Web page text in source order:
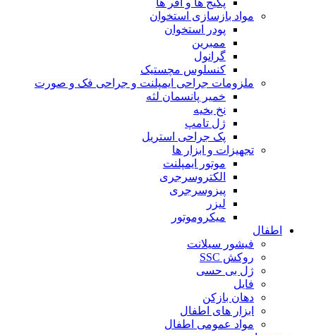
مواد بازسازی استخوان
پودر استخوان
ممبرین
گرانول
کنسلوس مچستیک
ملزومات جراحی ایمپلنت و جراحی فک و صورت
خمیر پانسمان لثه
نخ بخیه
ژل تامپ
پک جراحی استریل
تجهیزات و ابزار ها
موتور ایمپلنت
الکتروسرجری
پیزوسرجری
لیزر
میکروموتور
اطفال
فیشور سیلانت
روکش SSC
ژل بی حسی
فایل
دهان بازکن
ابزار های اطفال
مواد عمومی اطفال